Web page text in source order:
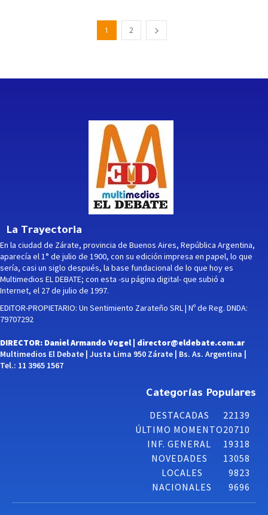
1 2
La Trayectoria
En la ciudad de Zárate, provincia de Buenos Aires, República Argentina,
aparecía el 1° de julio de 1900, con su edición impresa en papel, lo que
sería, casi un siglo después, la base fundacional de lo que hoy es
Multimedios EL DEBATE; con esta -su página digital- que subió a
Internet, el 27 de julio de 1997.
EDITOR-PROPIETARIO: Un Sentimiento Zarateño SRL | Nº de Reg. DNDA:
79707292
DIRECTOR: Daniel Armando Vogel | director@eldebate.com.ar
Multimedios El Debate | Justa Lima 950 Zárate | Bs. As. Argentina |
Tel.: 11 3965 1567
Categorías Populares
DESTACADAS
22139
ÚLTIMO MOMENTO20710
INF. GENERAL
19318
NOVEDADES
13058
LOCALES
9823
NACIONALES
9696